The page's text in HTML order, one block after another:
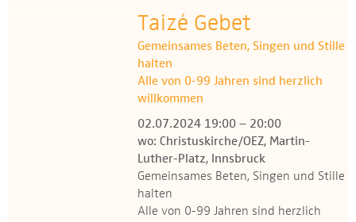
Termine
OEZ
Wissenswertes
Medien
Kontakt
Taizé Gebet
Gemeinsames Beten, Singen und Stille
halten
Alle von 0-99 Jahren sind herzlich
willkommen
02.07.2024 19:00 – 20:00
wo: Christuskirche/OEZ, Martin-
Luther-Platz, Innsbruck
Gemeinsames Beten, Singen und Stille
halten
Alle von 0-99 Jahren sind herzlich